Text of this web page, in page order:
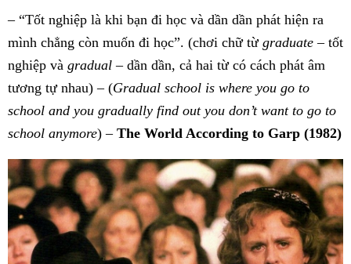
– “Tốt nghiệp là khi bạn đi học và dần dần phát hiện ra
mình chẳng còn muốn đi học”. (chơi chữ từ graduate – tốt
nghiệp và gradual – dần dần, cả hai từ có cách phát âm
tương tự nhau) – (Gradual school is where you go to
school and you gradually find out you don’t want to go to
school anymore) – The World According to Garp (1982)